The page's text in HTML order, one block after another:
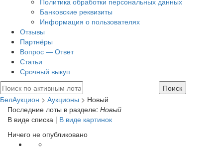
Банковские реквизиты
Информация о пользователях
Отзывы
Партнёры
Вопрос — Ответ
Статьи
Срочный выкуп
БелАукцион > Аукционы > Новый
Последние лоты в разделе: Новый
В виде списка | В виде картинок
Ничего не опубликовано